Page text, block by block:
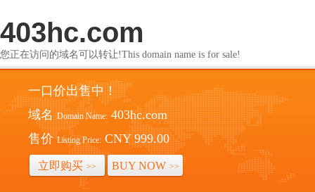
403hc.com
您正在访问的域名可以转让!This domain name is for sale!
一口价出售中！
域名 Domain Name: 403hc.com
售价 Listing Price: CNY 999.00
立即购买 >> BUY NOW >>